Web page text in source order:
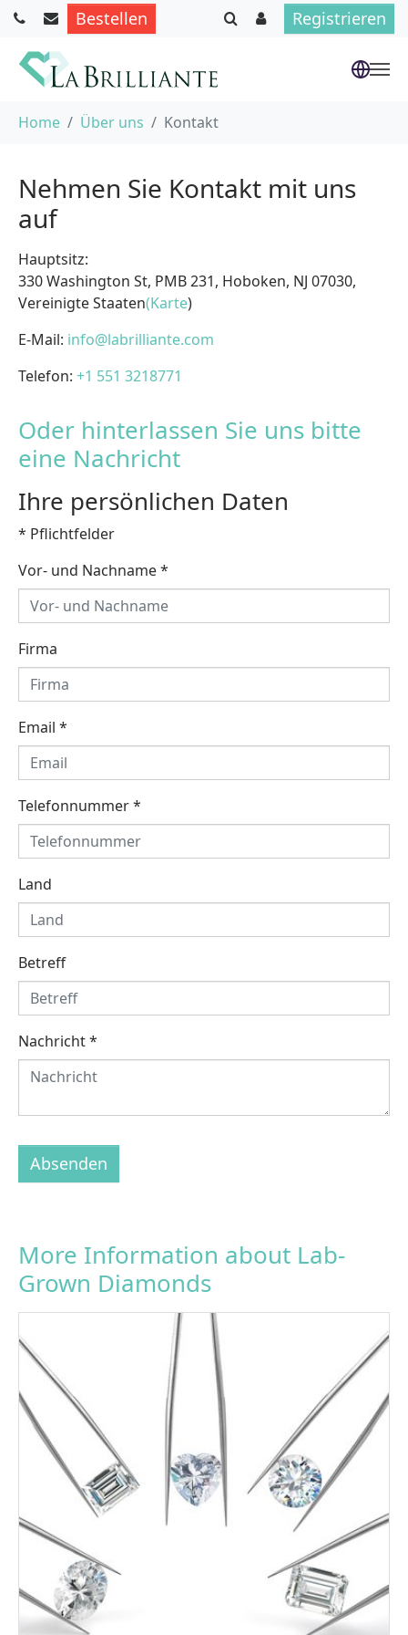
Skip to main content
Bestellen Registrieren
You are here:
Home Über uns Kontakt
Nehmen Sie Kontakt mit uns
auf
Hauptsitz:
330 Washington St, PMB 231, Hoboken, NJ 07030,
Vereinigte Staaten(Karte)
E-Mail: info@labrilliante.com
Telefon: +1 551 3218771
Oder hinterlassen Sie uns bitte
eine Nachricht
Ihre persönlichen Daten
* Pflichtfelder
Vor- und Nachname*
Firma
Email *
Telefonnummer*
Land
Betreff
Nachricht*
Absenden
More Information about Lab-
Grown Diamonds